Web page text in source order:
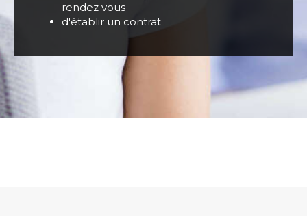
rendez vous
d'établir un contrat